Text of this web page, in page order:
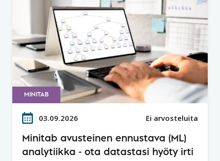
MINITAB
03.09.2026 Ei arvosteluita
Minitab avusteinen ennustava (ML)
analytiikka - ota datastasi hyöty irti